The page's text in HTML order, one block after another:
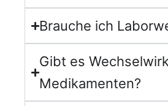
Brauche ich
Gibt es
Medikamenten?